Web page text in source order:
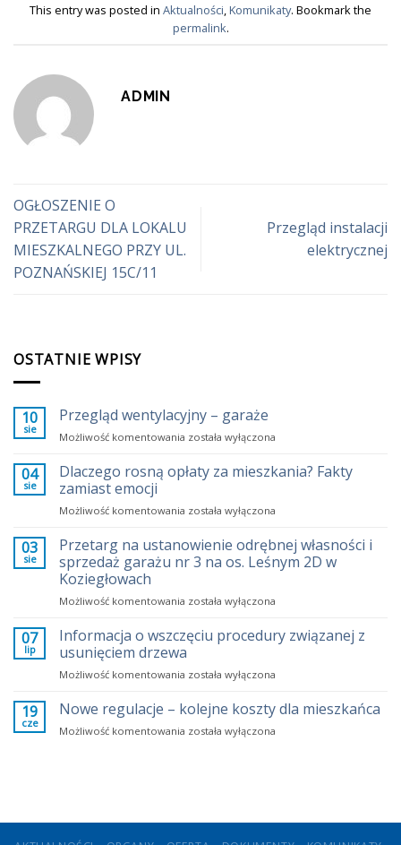
This entry was posted in Aktualności,Komunikaty. Bookmark the
permalink.
ADMIN
OGŁOSZENIE O
PRZETARGU DLA LOKALU
MIESZKALNEGO PRZY UL.
POZNAŃSKIEJ 15C/11
Przegląd instalacji
elektrycznej
OSTATNIE WPISY
10
sie
Przegląd wentylacyjny – garaże
Możliwość komentowania Przegląd
–
garaże
została wyłączona
04
sie
Dlaczego rosną opłaty za mieszkania? Fakty
zamiast emocji
Możliwość komentowania Dlaczego
opłaty
za
mieszkania?
zamiast
została wyłączona
03
sie
Przetarg na ustanowienie odrębnej własności i
sprzedaż garażu nr 3 na os. Leśnym 2D w
Koziegłowach
Możliwość komentowania Przetarg
ustanowienie
odrębnej
i
garażu
3
została wyłączona
07
lip
Informacja o wszczęciu procedury związanej z
usunięciem drzewa
Możliwość komentowania Informacja
wszczęciu
procedury
związanej
została wyłączona
19
cze
Nowe regulacje – kolejne koszty dla mieszkańca
Możliwość komentowania Nowe
mieszkańca
została wyłączona